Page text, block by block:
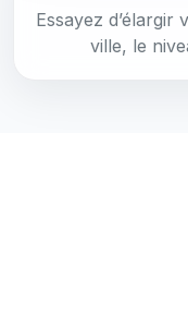
Essayez
ville, le